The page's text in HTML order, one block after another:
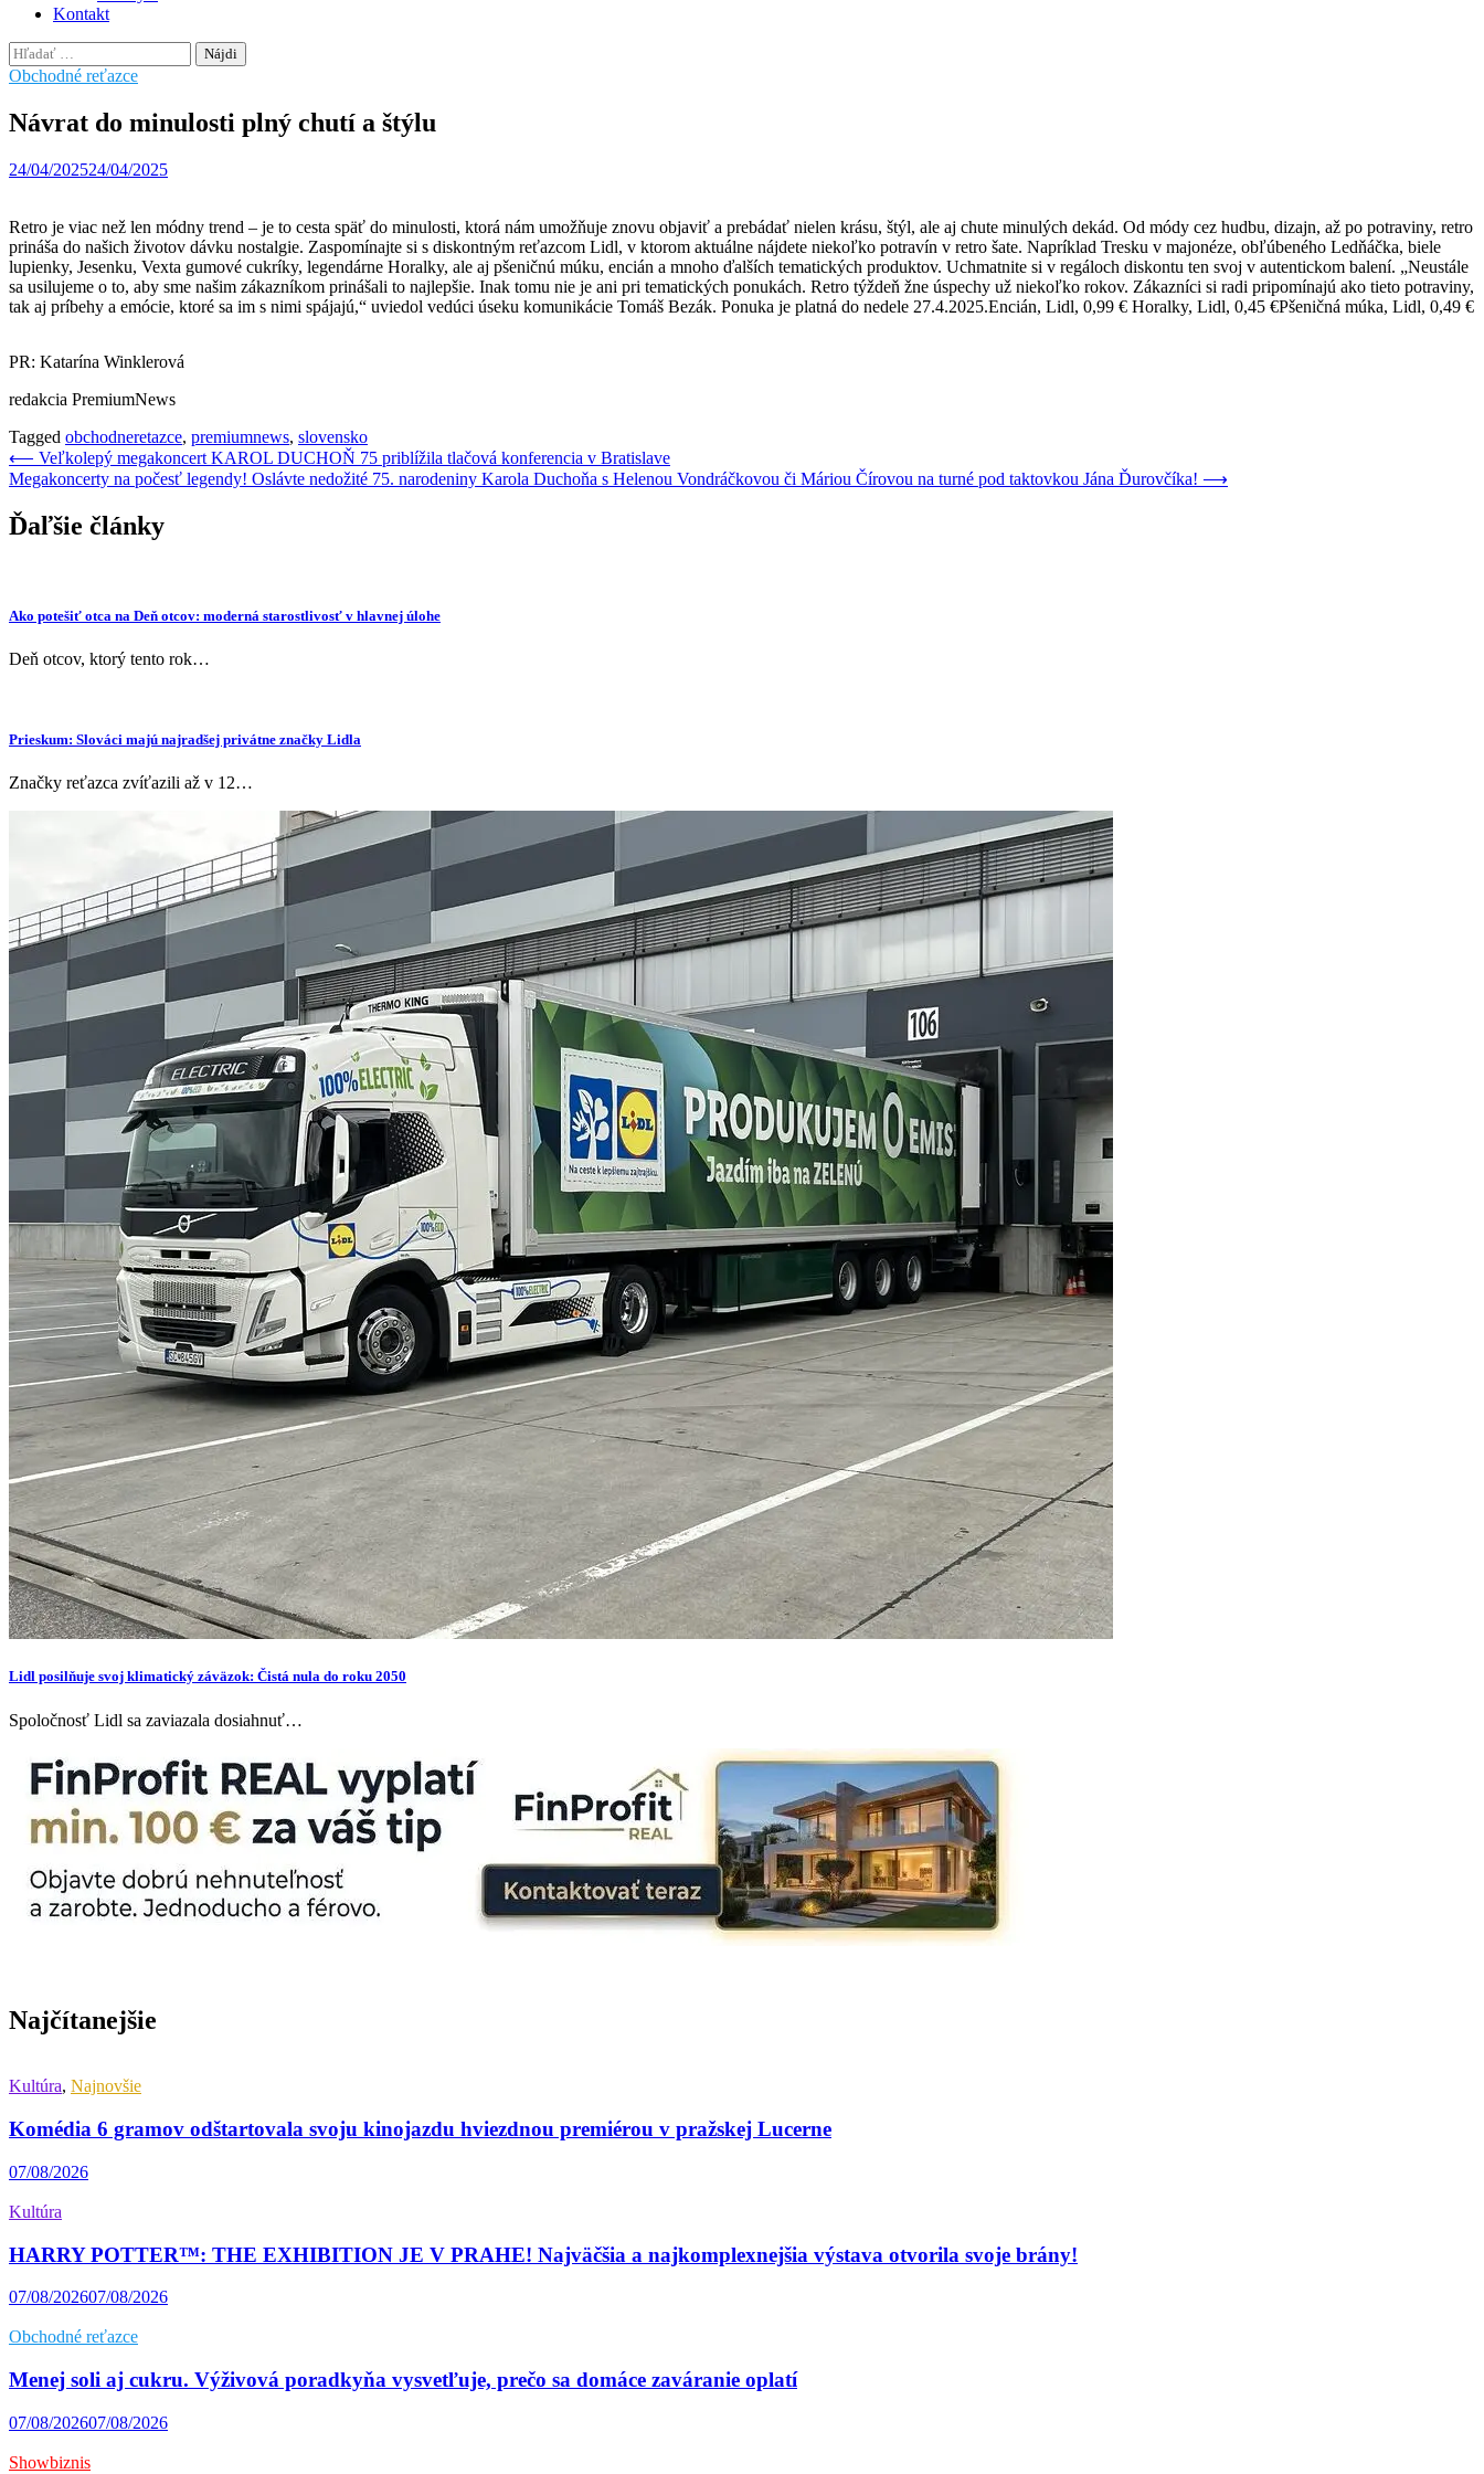
Kontakt
Hľadať:
Obchodné reťazce
Návrat do minulosti plný chutí a štýlu
24/04/202524/04/2025
Retro je viac než len módny trend – je to cesta späť do minulosti, ktorá nám umožňuje znovu objaviť a prebádať nielen krásu, štýl, ale aj chute minulých dekád. Od módy cez hudbu, dizajn, až po potraviny, retro
prináša do našich životov dávku nostalgie. Zaspomínajte si s diskontným reťazcom Lidl, v ktorom aktuálne nájdete niekoľko potravín v retro šate. Napríklad Tresku v majonéze, obľúbeného Ledňáčka, biele
lupienky, Jesenku, Vexta gumové cukríky, legendárne Horalky, ale aj pšeničnú múku, encián a mnoho ďalších tematických produktov. Uchmatnite si v regáloch diskontu ten svoj v autentickom balení. „Neustále
sa usilujeme o to, aby sme našim zákazníkom prinášali to najlepšie. Inak tomu nie je ani pri tematických ponukách. Retro týždeň žne úspechy už niekoľko rokov. Zákazníci si radi pripomínajú ako tieto potraviny,
tak aj príbehy a emócie, ktoré sa im s nimi spájajú,“ uviedol vedúci úseku komunikácie Tomáš Bezák. Ponuka je platná do nedele 27.4.2025.Encián, Lidl, 0,99 € Horalky, Lidl, 0,45 €Pšeničná múka, Lidl, 0,49 €
PR: Katarína Winklerová
redakcia PremiumNews
Tagged obchodneretazce, premiumnews, slovensko
Navigácia
v
článku
⟵ Veľkolepý megakoncert KAROL DUCHOŇ 75 priblížila tlačová konferencia v Bratislave
Megakoncerty na počesť legendy! Oslávte nedožité 75. narodeniny Karola Duchoňa s Helenou Vondráčkovou či Máriou Čírovou na turné pod taktovkou Jána Ďurovčíka! ⟶
Ďaľšie články
Ako potešiť otca na Deň otcov: moderná starostlivosť v hlavnej úlohe
Deň otcov, ktorý tento rok…
Prieskum: Slováci majú najradšej privátne značky Lidla
Značky reťazca zvíťazili až v 12…
Lidl posilňuje svoj klimatický záväzok: Čistá nula do roku 2050
Spoločnosť Lidl sa zaviazala dosiahnuť…
Najčítanejšie
Kultúra, Najnovšie
Komédia 6 gramov odštartovala svoju kinojazdu hviezdnou premiérou v pražskej Lucerne
07/08/2026
Kultúra
HARRY POTTER™: THE EXHIBITION JE V PRAHE! Najväčšia a najkomplexnejšia výstava otvorila svoje brány!
07/08/202607/08/2026
Obchodné reťazce
Menej soli aj cukru. Výživová poradkyňa vysvetľuje, prečo sa domáce zaváranie oplatí
07/08/202607/08/2026
Showbiznis